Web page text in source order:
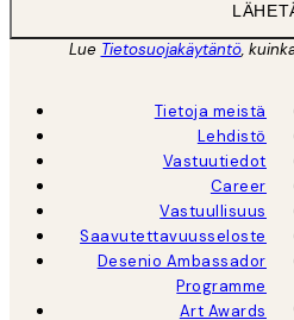
Lue Tietosuojakäytäntö,
Tietoja meistä
Lehdistö
Vastuutiedot
Career
Vastuullisuus
Saavutettavuusseloste
Desenio Ambassador
Programme
Art Awards